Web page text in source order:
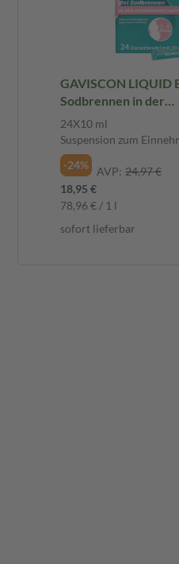
GAVISCON LIQUID
Sodbrennen in der
Schwangerschaft -
schwangere
24X10 ml Suspension
Einnehmen
24X10 ml
Suspension zum
-24%
AVP: 24,97 €
18,95 €
78,96 € / 1 l
sofort lieferbar